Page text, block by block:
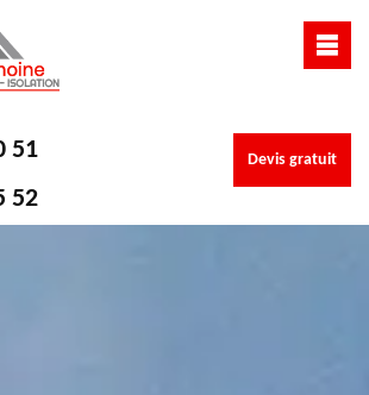
51
52
Devis gratuit